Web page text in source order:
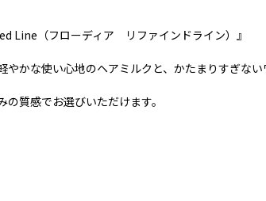
Line（フローディア リファインドライン）』
やかな使い心地のヘアミルクと、かたまりすぎない
の質感でお選びいただけます。